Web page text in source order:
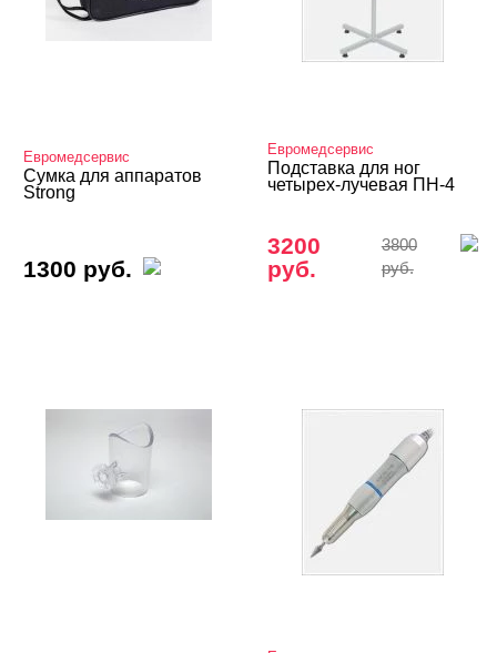
Евромедсервис
Сумка для аппаратов
Strong
1300 руб.
Евромедсервис
Подставка для ног
четырех-лучевая ПН-4
3200
руб.
3800
руб.